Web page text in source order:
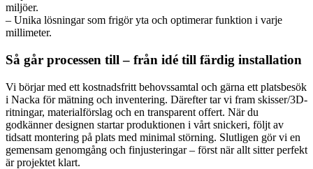
miljöer.
– Unika lösningar som frigör yta och optimerar funktion i varje
millimeter.
Så går processen till – från idé till färdig installation
Vi börjar med ett kostnadsfritt behovssamtal och gärna ett platsbesök
i Nacka för mätning och inventering. Därefter tar vi fram skisser/3D-
ritningar, materialförslag och en transparent offert. När du
godkänner designen startar produktionen i vårt snickeri, följt av
tidsatt montering på plats med minimal störning. Slutligen gör vi en
gemensam genomgång och finjusteringar – först när allt sitter perfekt
är projektet klart.